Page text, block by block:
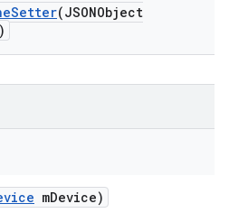
Setter(JSONObject
mDevice)